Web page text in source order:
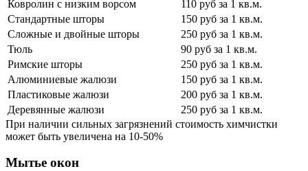
Ковролин с низким ворсом
110 руб за 1 кв.м.
Стандартные шторы
150 руб за 1 кв.м.
Сложные и двойные шторы
250 руб за 1 кв.м.
Тюль
90 руб за 1 кв.м.
Римские шторы
250 руб за 1 кв.м.
Алюминиевые жалюзи
150 руб за 1 кв.м.
Пластиковые жалюзи
200 руб за 1 кв.м.
Деревянные жалюзи
250 руб за 1 кв.м.
При наличии сильных загрязнений стоимость химчистки
может быть увеличена на 10-50%
Мытье окон